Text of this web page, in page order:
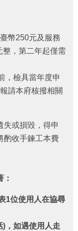
幣250元及服務
，第二年起僅需
，檢具當年度申
請本府核撥相關
失或損毀，得申
酌收手鍊工本費
1位使用人在協尋
)，如遇使用人走